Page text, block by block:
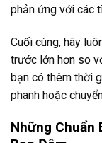
phản ứng với các
Cuối cùng, hãy
trước lớn hơn so
bạn có thêm thời
phanh hoặc
Những Chuẩn